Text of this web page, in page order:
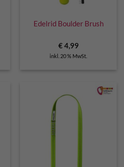
Edelrid Boulder Brush
€4,99
inkl. 20 % MwSt.